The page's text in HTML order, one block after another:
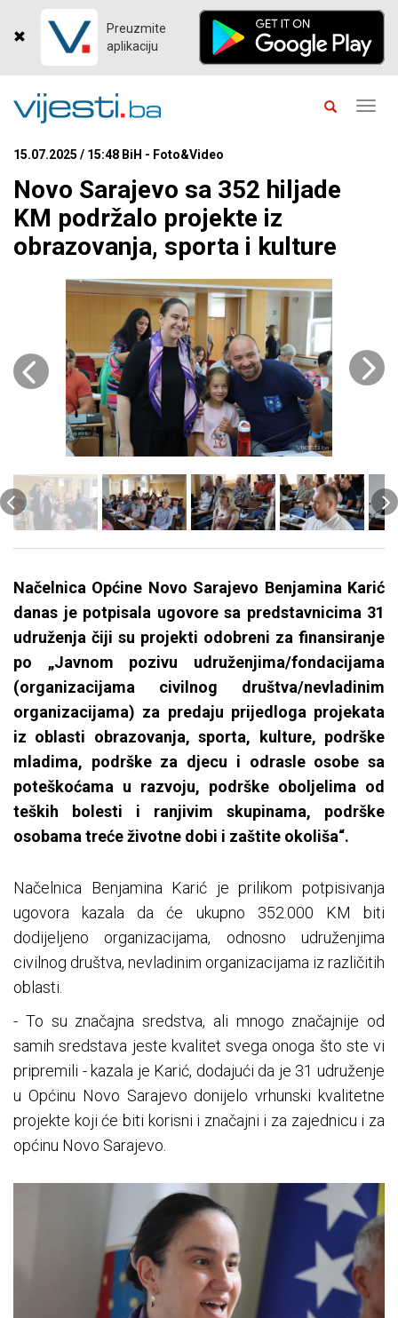
Preuzmite
aplikaciju
15.07.2025 / 15:48 BiH - Foto&Video
Novo Sarajevo sa 352 hiljade
KM podržalo projekte iz
obrazovanja, sporta i kulture
Načelnica Općine Novo Sarajevo Benjamina Karić
danas je potpisala ugovore sa predstavnicima 31
udruženja čiji su projekti odobreni za finansiranje
po „Javnom pozivu udruženjima/fondacijama
(organizacijama civilnog društva/nevladinim
organizacijama) za predaju prijedloga projekata
iz oblasti obrazovanja, sporta, kulture, podrške
mladima, podrške za djecu i odrasle osobe sa
poteškoćama u razvoju, podrške oboljelima od
teških bolesti i ranjivim skupinama, podrške
osobama treće životne dobi i zaštite okoliša“.
Načelnica Benjamina Karić je prilikom potpisivanja
ugovora kazala da će ukupno 352.000 KM biti
dodijeljeno organizacijama, odnosno udruženjima
civilnog društva, nevladinim organizacijama iz različitih
oblasti.
- To su značajna sredstva, ali mnogo značajnije od
samih sredstava jeste kvalitet svega onoga što ste vi
pripremili - kazala je Karić, dodajući da je 31 udruženje
u Općinu Novo Sarajevo donijelo vrhunski kvalitetne
projekte koji će biti korisni i značajni i za zajednicu i za
općinu Novo Sarajevo.